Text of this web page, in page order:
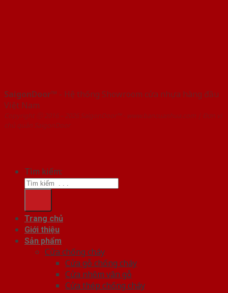
SaigonDoor™ - Hệ thống Showroom cửa nhựa hàng đầu
Việt Nam
Copyright ⓒ 2016 – 2026 SaigonDoor™ - www.bancuanhua.com | Đơn vị
chủ quản SaigonDoor
Tìm kiếm:
Trang chủ
Giới thiệu
Sản phẩm
Cửa chống cháy
Cửa gỗ chống cháy
Cửa nhôm vân gỗ
Cửa thép chống cháy